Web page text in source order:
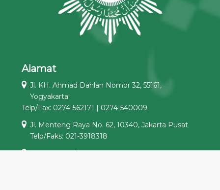
Alamat
Jl. KH. Ahmad Dahlan Nomor 32, 55161,
Yogyakarta
Telp/Fax: 0274-562171 | 0274-540009
Jl. Menteng Raya No. 62, 10340, Jakarta Pusat
Telp/Faks: 021-3918318
Jl. Gandaria I/1, Kebayoran Baru, 12140, Jakarta